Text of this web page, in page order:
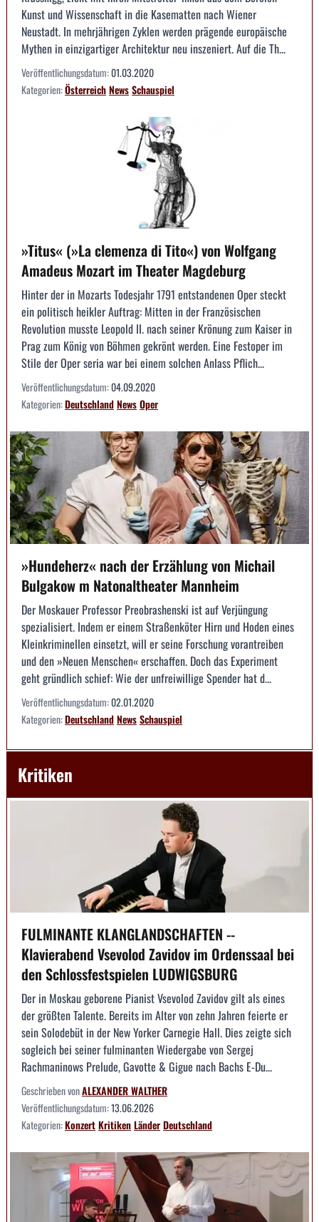
Kunst und Wissenschaft in die Kasematten nach Wiener
Neustadt. In mehrjährigen Zyklen werden prägende europäische
Mythen in einzigartiger Architektur neu inszeniert. Auf die Th...
Veröffentlichungsdatum:01.03.2020
Kategorien:ÖsterreichNewsSchauspiel
»Titus« (»La clemenza di Tito«) von Wolfgang
Amadeus Mozart im Theater Magdeburg
Hinter der in Mozarts Todesjahr 1791 entstandenen Oper steckt
ein politisch heikler Auftrag: Mitten in der Französischen
Revolution musste Leopold II. nach seiner Krönung zum Kaiser in
Prag zum König von Böhmen gekrönt werden. Eine Festoper im
Stile der Oper seria war bei einem solchen Anlass Pflich...
Veröffentlichungsdatum:04.09.2020
Kategorien:DeutschlandNewsOper
»Hundeherz« nach der Erzählung von Michail
Bulgakow m Natonaltheater Mannheim
Der Moskauer Professor Preobrashenski ist auf Verjüngung
spezialisiert. Indem er einem Straßenköter Hirn und Hoden eines
Kleinkriminellen einsetzt, will er seine Forschung vorantreiben
und den »Neuen Menschen« erschaffen. Doch das Experiment
geht gründlich schief: Wie der unfreiwillige Spender hat d...
Veröffentlichungsdatum:02.01.2020
Kategorien:DeutschlandNewsSchauspiel
Kritiken
FULMINANTE KLANGLANDSCHAFTEN --
Klavierabend Vsevolod Zavidov im Ordenssaal bei
den Schlossfestspielen LUDWIGSBURG
Der in Moskau geborene Pianist Vsevolod Zavidov gilt als eines
der größten Talente. Bereits im Alter von zehn Jahren feierte er
sein Solodebüt in der New Yorker Carnegie Hall. Dies zeigte sich
sogleich bei seiner fulminanten Wiedergabe von Sergej
Rachmaninows Prelude, Gavotte & Gigue nach Bachs E-Du...
Geschrieben vonALEXANDER WALTHER
Veröffentlichungsdatum:13.06.2026
Kategorien:KonzertKritikenLänderDeutschland